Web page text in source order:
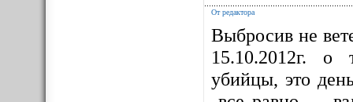
От редактора
Выбросив не
15.10.2012г. о
убийцы, это